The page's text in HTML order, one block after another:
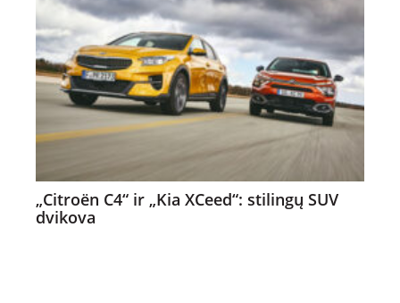
„Citroën C4“ ir „Kia XCeed“: stilingų SUV
dvikova